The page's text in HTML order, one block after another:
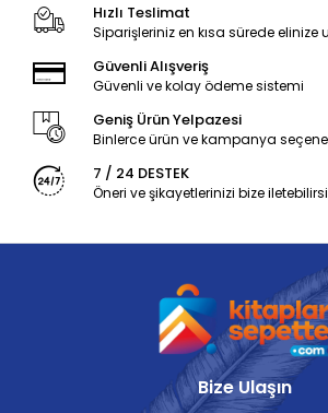
Hızlı Teslimat
Siparişleriniz en kısa sürede elinize
Güvenli Alışveriş
Güvenli ve kolay ödeme sistemi
Geniş Ürün Yelpazesi
Binlerce ürün ve kampanya
7 / 24 DESTEK
Öneri ve şikayetlerinizi bize
Bize Ulaşın